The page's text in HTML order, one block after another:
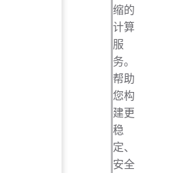
缩的
计算
服
务。
帮助
您构
建更
稳
定、
安全